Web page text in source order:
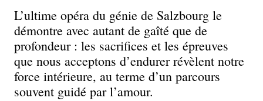
L’ultime opéra du génie de Salzbourg le
démontre avec autant de gaîté que de
profondeur : les sacrifices et les épreuves
que nous acceptons d’endurer révèlent notre
force intérieure, au terme d’un parcours
souvent guidé par l’amour.